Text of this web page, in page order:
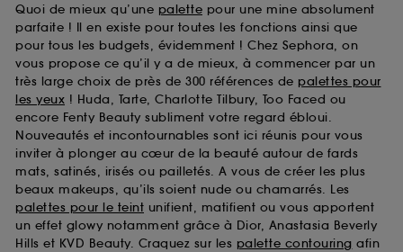
Quoi de mieux qu’une palette pour une mine absolument
parfaite ! Il en existe pour toutes les fonctions ainsi que
pour tous les budgets, évidemment ! Chez Sephora, on
vous propose ce qu’il y a de mieux, à commencer par un
très large choix de près de 300 références de palettes pour
les yeux ! Huda, Tarte, Charlotte Tilbury, Too Faced ou
encore Fenty Beauty subliment votre regard ébloui.
Nouveautés et incontournables sont ici réunis pour vous
inviter à plonger au cœur de la beauté autour de fards
mats, satinés, irisés ou pailletés. A vous de créer les plus
beaux makeups, qu’ils soient nude ou chamarrés. Les
palettes pour le teint unifient, matifient ou vous apportent
un effet glowy notamment grâce à Dior, Anastasia Beverly
Hills et KVD Beauty. Craquez sur les palette contouring afin